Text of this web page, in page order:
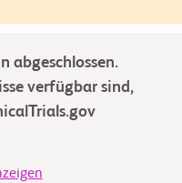
abgeschlossen.
verfügbar sind,